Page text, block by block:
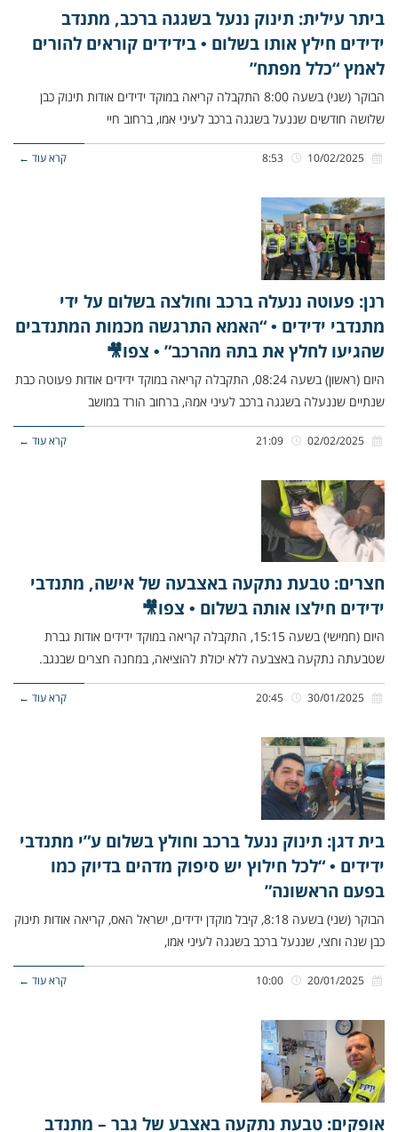
ביתר עילית: תינוק ננעל בשגגה ברכב, מתנדב
ידידים חילץ אותו בשלום • בידידים קוראים להורים
לאמץ “כלל מפתח”
הבוקר (שני) בשעה 8:00 התקבלה קריאה במוקד ידידים אודות תינוק כבן
שלושה חודשים שננעל בשגגה ברכב לעיני אמו, ברחוב חיי
קרא עוד ←
רנן: פעוטה ננעלה ברכב וחולצה בשלום על ידי
מתנדבי ידידים • “האמא התרגשה מכמות המתנדבים
שהגיעו לחלץ את בתהּ מהרכב” • צפו🎥
היום (ראשון) בשעה 08:24, התקבלה קריאה במוקד ידידים אודות פעוטה כבת
שנתיים שננעלה בשגגה ברכב לעיני אמהּ, ברחוב הורד במושב
קרא עוד ←
חצרים: טבעת נתקעה באצבעה של אישה, מתנדבי
ידידים חילצו אותה בשלום • צפו🎥
היום (חמישי) בשעה 15:15, התקבלה קריאה במוקד ידידים אודות גברת
שטבעתה נתקעה באצבעה ללא יכולת להוציאה, במחנה חצרים שבנגב.
קרא עוד ←
בית דגן: תינוק ננעל ברכב וחולץ בשלום ע”י מתנדבי
ידידים • “לכל חילוץ יש סיפוק מדהים בדיוק כמו
בפעם הראשונה”
הבוקר (שני) בשעה 8:18, קיבל מוקדן ידידים, ישראל האס, קריאה אודות תינוק
כבן שנה וחצי, שננעל ברכב בשגגה לעיני אמו,
קרא עוד ←
אופקים: טבעת נתקעה באצבע של גבר – מתנדב